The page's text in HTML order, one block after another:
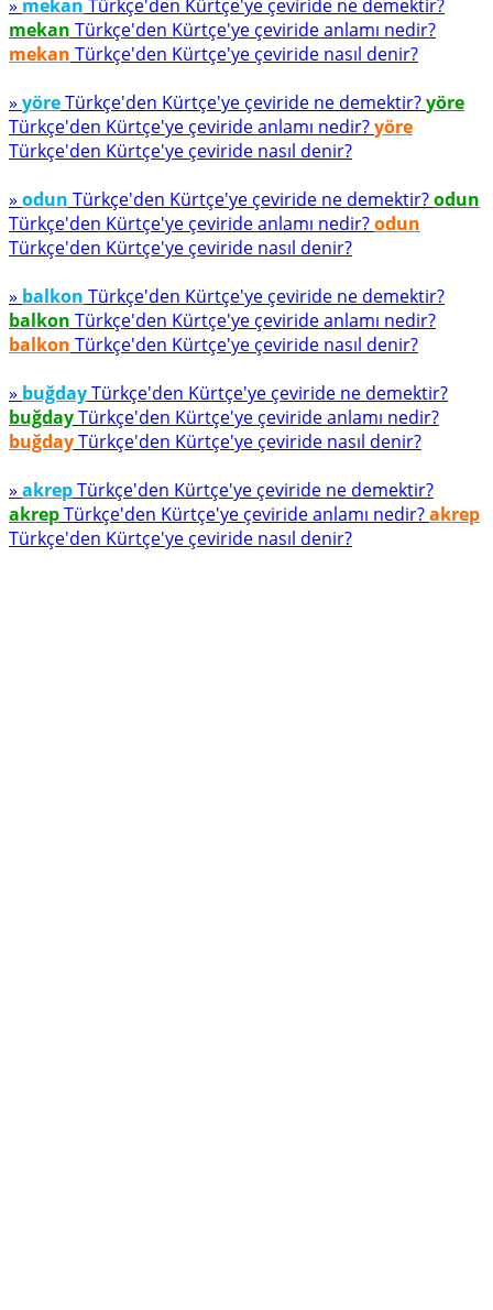
» mekan Türkçe'den Kürtçe'ye çeviride ne demektir?
mekan Türkçe'den Kürtçe'ye çeviride anlamı nedir?
mekan Türkçe'den Kürtçe'ye çeviride nasıl denir?
» yöreTürkçe'den Kürtçe'ye çeviride ne demektir?yöre
Türkçe'den Kürtçe'ye çeviride anlamı nedir?yöre
Türkçe'den Kürtçe'ye çeviride nasıl denir?
» odun Türkçe'den Kürtçe'ye çeviride ne demektir?odun
Türkçe'den Kürtçe'ye çeviride anlamı nedir?odun
Türkçe'den Kürtçe'ye çeviride nasıl denir?
» balkon Türkçe'den Kürtçe'ye çeviride ne demektir?
balkon Türkçe'den Kürtçe'ye çeviride anlamı nedir?
balkon Türkçe'den Kürtçe'ye çeviride nasıl denir?
» buğdayTürkçe'den Kürtçe'ye çeviride ne demektir?
buğdayTürkçe'den Kürtçe'ye çeviride anlamı nedir?
buğdayTürkçe'den Kürtçe'ye çeviride nasıl denir?
» akrepTürkçe'den Kürtçe'ye çeviride ne demektir?
akrepTürkçe'den Kürtçe'ye çeviride anlamı nedir?akrep
Türkçe'den Kürtçe'ye çeviride nasıl denir?